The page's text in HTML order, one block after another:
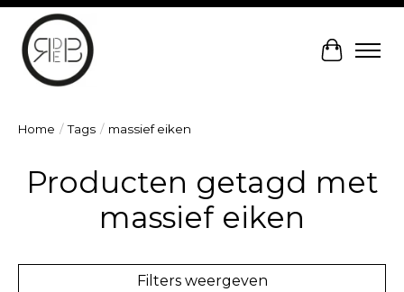
Home / Tags / massief eiken
Producten getagd met
massief eiken
Filters weergeven